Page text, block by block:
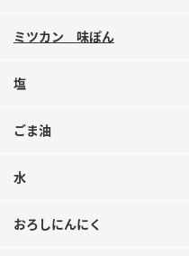
業務用サイト
ミツカン 味ぽん
塩
ごま油
水
おろしにんにく